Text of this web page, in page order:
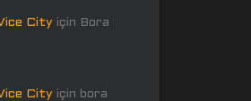
City için Bora
City için bora